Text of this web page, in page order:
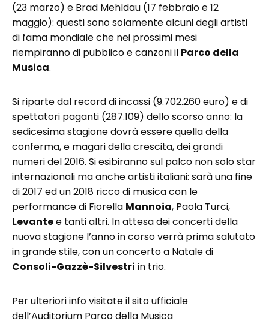
(23 marzo) e Brad Mehldau (17 febbraio e 12
maggio): questi sono solamente alcuni degli artisti
di fama mondiale che nei prossimi mesi
riempiranno di pubblico e canzoni il Parco della
Musica.
Si riparte dal record di incassi (9.702.260 euro) e di
spettatori paganti (287.109) dello scorso anno: la
sedicesima stagione dovrà essere quella della
conferma, e magari della crescita, dei grandi
numeri del 2016. Si esibiranno sul palco non solo star
internazionali ma anche artisti italiani: sarà una fine
di 2017 ed un 2018 ricco di musica con le
performance di Fiorella Mannoia, Paola Turci,
Levantee tanti altri. In attesa dei concerti della
nuova stagione l’anno in corso verrà prima salutato
in grande stile, con un concerto a Natale di
Consoli-Gazzè-Silvestri in trio.
Per ulteriori info visitate ilsito ufficiale
dell’Auditorium Parco della Musica